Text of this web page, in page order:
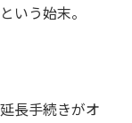
いう始末。
長手続きがオ